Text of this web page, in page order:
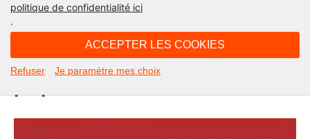
politique de confidentialité ici
.
ACCEPTER LES COOKIES
Refuser Je paramètre mes choix
Actu'Folies
Actu’Folies : le père Noël doit-il